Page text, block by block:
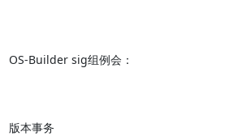
OS-Builder sig组例会：
版本事务